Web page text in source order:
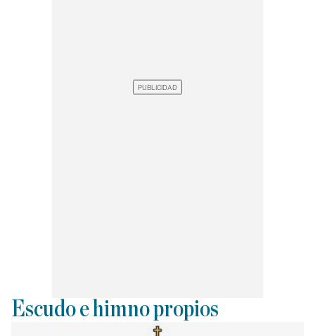
Escudo e himno propios